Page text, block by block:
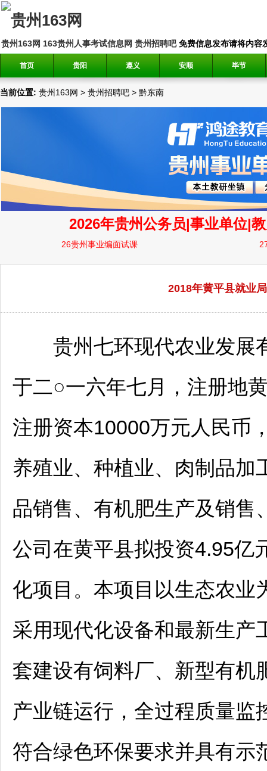
贵州163网 163贵州人事考试信息网 贵州招聘吧免费信息发布请将内容
首页 贵阳 遵义 安顺 毕节
当前位置: 贵州163网 > 贵州招聘吧 > 黔东南
2018年黄平县就业
贵州七环现代农业发展
于二○一六年七月，注册地
注册资本10000万元人民币
养殖业、种植业、肉制品加
品销售、有机肥生产及销售
公司在黄平县拟投资4.95亿
化项目。本项目以生态农业
采用现代化设备和最新生产
套建设有饲料厂、新型有机
产业链运行，全过程质量监
符合绿色环保要求并具有示